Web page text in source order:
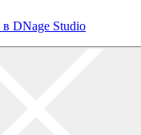
в DNage Studio